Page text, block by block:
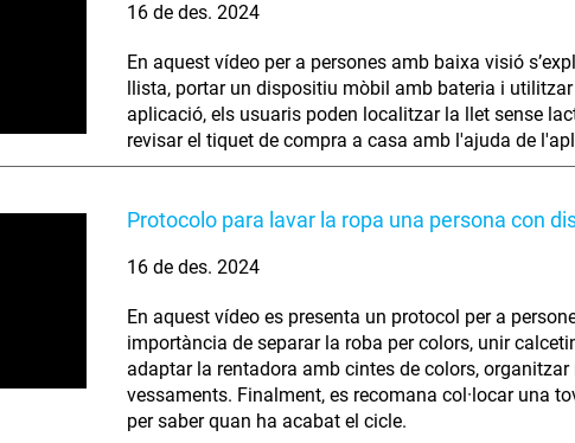
16 de des. 2024
En aquest vídeo per a persones amb baixa visió
llista, portar un dispositiu mòbil amb bateria i
aplicació, els usuaris poden localitzar la llet sense
revisar el tiquet de compra a casa amb l'ajuda de
Protocolo para lavar la ropa una persona con
16 de des. 2024
En aquest vídeo es presenta un protocol per a
importància de separar la roba per colors, unir
adaptar la rentadora amb cintes de colors,
vessaments. Finalment, es recomana col·locar una
per saber quan ha acabat el cicle.